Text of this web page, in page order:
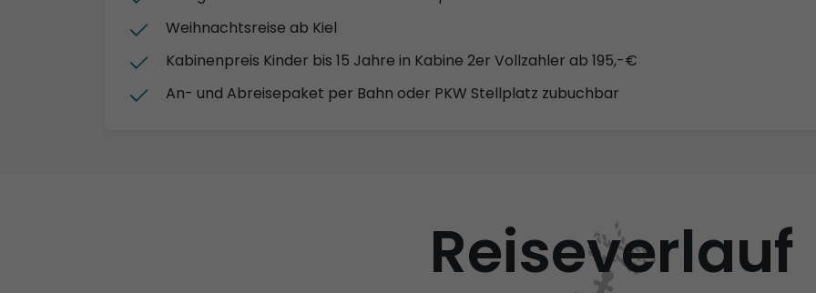
Weihnachtsreise ab Kiel
Kabinenpreis Kinder bis 15 Jahre in Kabine 2er Vollzahler ab 195,-€
An- und Abreisepaket per Bahn oder PKW Stellplatz zubuchbar
Reiseverlauf